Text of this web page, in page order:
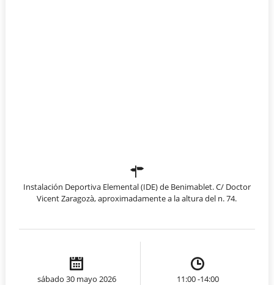
Instalación Deportiva Elemental (IDE) de Benimablet. C/ Doctor
Vicent Zaragozà, aproximadamente a la altura del n. 74.
sábado 30 mayo 2026 11:00 -14:00